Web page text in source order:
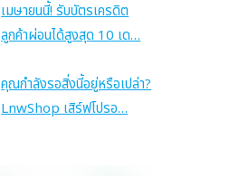
เมษายนนี้! รับบัตรเครดิต
ลูกค้าผ่อนได้สูงสุด 10 เด…
คุณกำลังรอสิ่งนี้อยู่หรือเปล่า?
LnwShop เสิร์ฟโปรอ…